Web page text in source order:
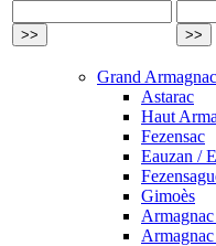
Grand Armagnac
Astarac
Haut
Fezensac
Eauzan /
Gimoès